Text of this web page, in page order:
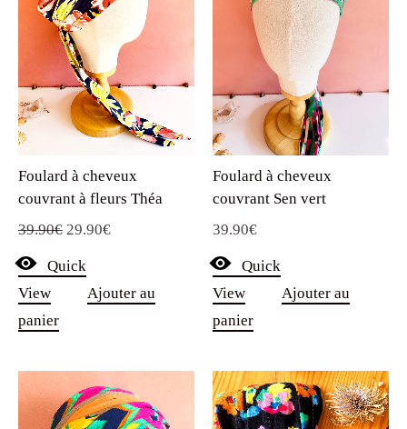
Foulard à cheveux
couvrant à fleurs Théa
39.90€ Le
initial
était :
29.90€Le
est :
Quick
View
Ajouter au
panier
Foulard à cheveux
couvrant Sen vert
39.90€
Quick
View
Ajouter au
panier